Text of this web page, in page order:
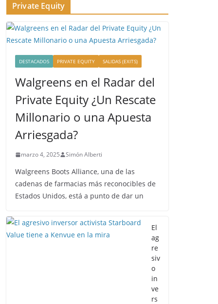
Private Equity
DESTACADOS PRIVATE EQUITY SALIDAS (EXITS)
Walgreens en el Radar del
Private Equity ¿Un Rescate
Millonario o una Apuesta
Arriesgada?
marzo 4, 2025 Simón Alberti
Walgreens Boots Alliance, una de las
cadenas de farmacias más reconocibles de
Estados Unidos, está a punto de dar un
El
ag
re
siv
o
in
ve
rs